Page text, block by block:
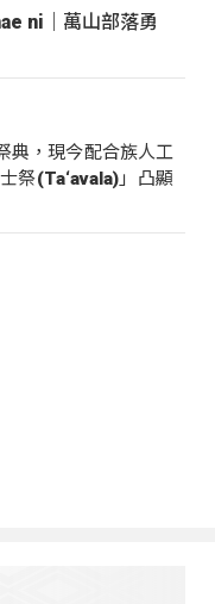
ni｜萬山部落勇
典，現今配合族人工
祭(Ta‘avala)」凸顯